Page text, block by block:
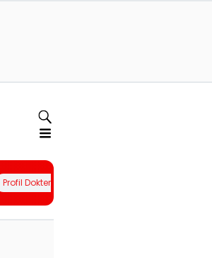
Profil Dokter